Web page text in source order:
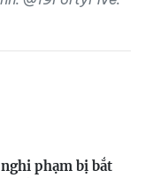
phạm bị bắt